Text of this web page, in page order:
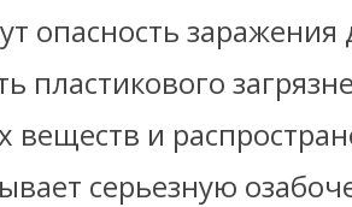
опасность заражения
пластикового
веществ и
серьезную